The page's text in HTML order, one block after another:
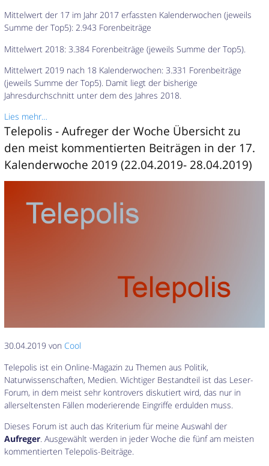
Mittelwert der 17 im Jahr 2017 erfassten Kalenderwochen (jeweils
Summe der Top5): 2.943 Forenbeiträge
Mittelwert 2018: 3.384 Forenbeiträge (jeweils Summe der Top5).
Mittelwert 2019 nach 18 Kalenderwochen: 3.331 Forenbeiträge
(jeweils Summe der Top5). Damit liegt der bisherige
Jahresdurchschnitt unter dem des Jahres 2018.
Lies mehr…
Telepolis - Aufreger der Woche Übersicht zu
den meist kommentierten Beiträgen in der 17.
Kalenderwoche 2019 (22.04.2019- 28.04.2019)
30.04.2019 vonCool
Telepolis ist ein Online-Magazin zu Themen aus Politik,
Naturwissenschaften, Medien. Wichtiger Bestandteil ist das Leser-
Forum, in dem meist sehr kontrovers diskutiert wird, das nur in
allerseltensten Fällen moderierende Eingriffe erdulden muss.
Dieses Forum ist auch das Kriterium für meine Auswahl der
Aufreger. Ausgewählt werden in jeder Woche die fünf am meisten
kommentierten Telepolis-Beiträge.